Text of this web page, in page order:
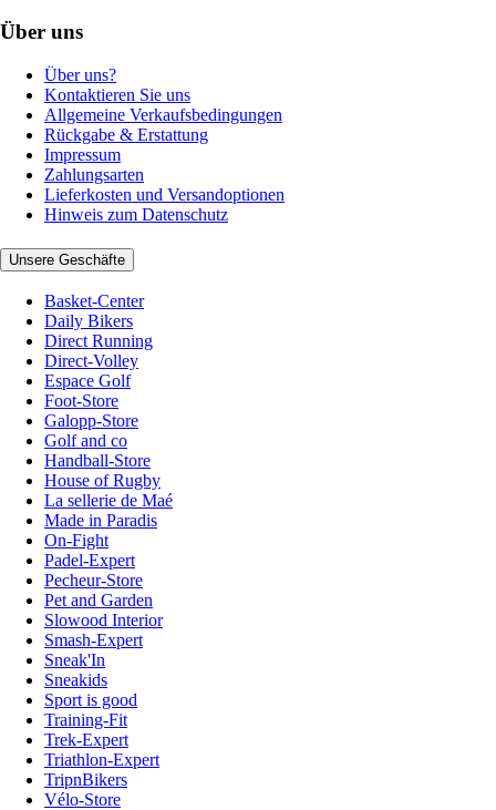
Über uns
Über uns?
Kontaktieren Sie uns
Allgemeine Verkaufsbedingungen
Rückgabe & Erstattung
Impressum
Zahlungsarten
Lieferkosten und Versandoptionen
Hinweis zum Datenschutz
Unsere Geschäfte
Basket-Center
Daily Bikers
Direct Running
Direct-Volley
Espace Golf
Foot-Store
Galopp-Store
Golf and co
Handball-Store
House of Rugby
La sellerie de Maé
Made in Paradis
On-Fight
Padel-Expert
Pecheur-Store
Pet and Garden
Slowood Interior
Smash-Expert
Sneak'In
Sneakids
Sport is good
Training-Fit
Trek-Expert
Triathlon-Expert
TripnBikers
Vélo-Store